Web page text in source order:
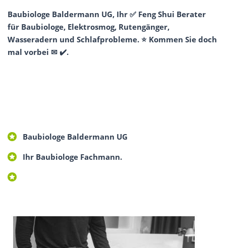
Baubiologe Baldermann UG, Ihr ✅ Feng Shui Berater
für Baubiologe, Elektrosmog, Rutengänger,
Wasseradern und Schlafprobleme. ⭐ Kommen Sie doch
mal vorbei ✉ ✔️.
Baubiologe Baldermann UG
Ihr Baubiologe Fachmann.